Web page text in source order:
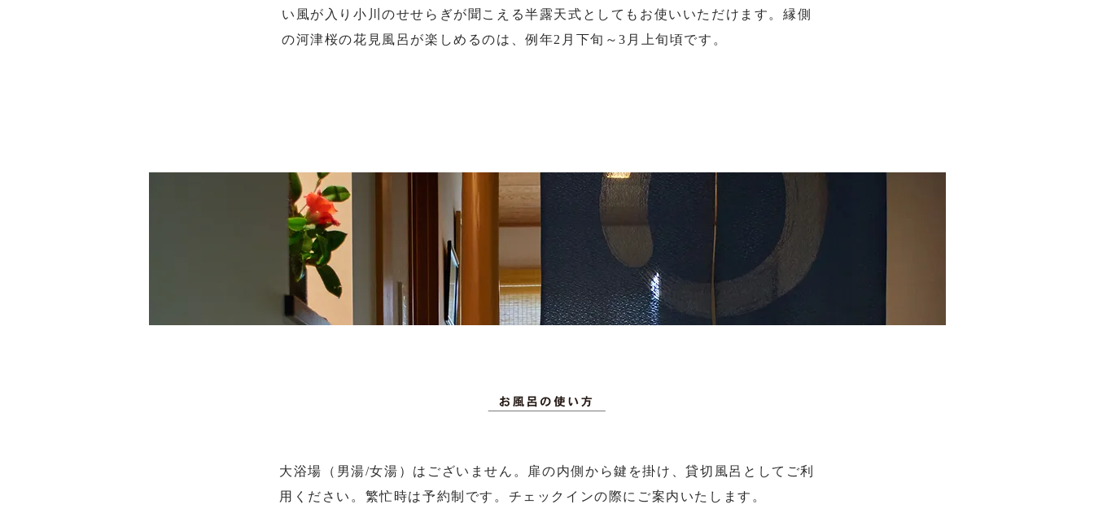
い風が入り小川のせせらぎが聞こえる半露天式としてもお使いいただけます。縁側
の河津桜の花見風呂が楽しめるのは、例年2月下旬～3月上旬頃です。
大浴場（男湯/女湯）はございません。 扉の内側から鍵を掛け、貸切風呂としてご利
用ください。 繁忙時は予約制です。チェックインの際にご案内いたします。